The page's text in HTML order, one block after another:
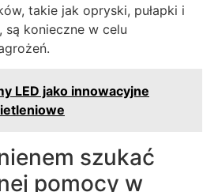
takie jak opryski, pułapki i
są konieczne w celu
LED jako innowacyjne
szukać
pomocy w